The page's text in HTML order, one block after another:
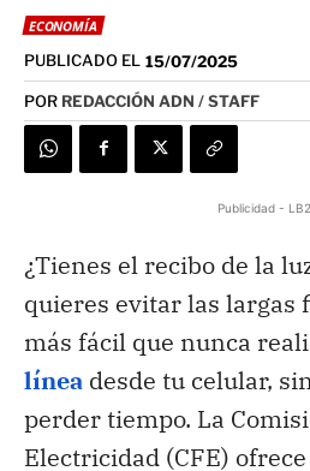
ECONOMÍA
PUBLICADO EL 15/07/2025
POR REDACCIÓN ADN / STAFF
Publicidad -
¿Tienes el recibo de la
quieres evitar las largas
más fácil que nunca
línea desde tu celular,
perder tiempo. La
Electricidad (CFE)